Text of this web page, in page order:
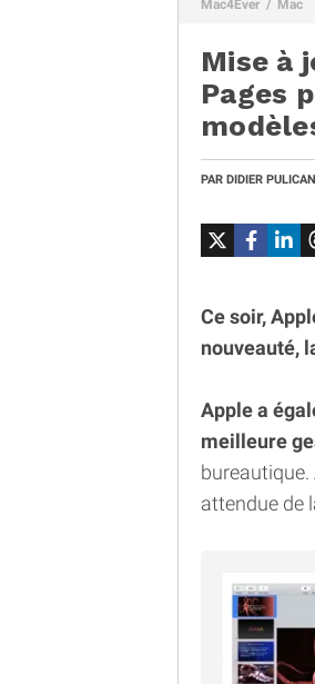
Mac4Ever Mac
Mise à
Pages
PAR DIDIER
Ce soir,
nouveauté,
Apple a
meilleure
bureautique.
attendue de